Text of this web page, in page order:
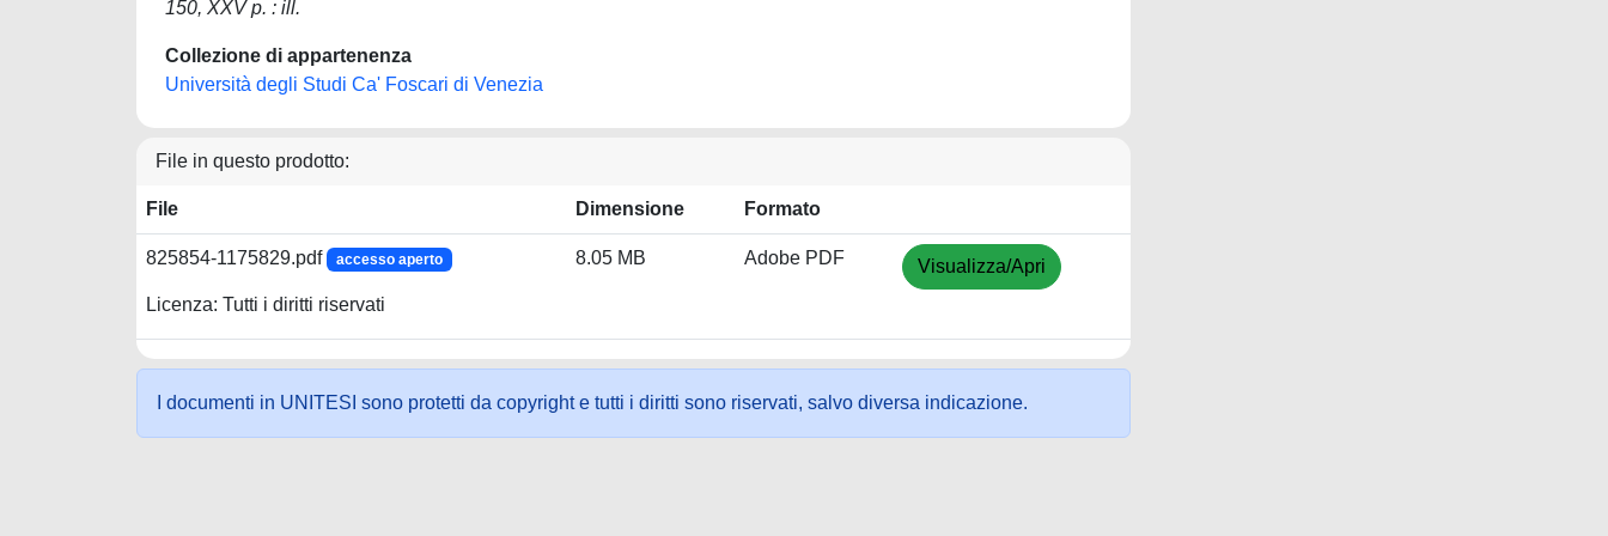
150, XXV p. : ill.
Collezione di appartenenza
Università degli Studi Ca' Foscari di Venezia
File in questo prodotto:
File Dimensione Formato
825854-1175829.pdf accesso aperto
Licenza: Tutti i diritti riservati
8.05 MB Adobe PDF Visualizza/Apri
I documenti in UNITESI sono protetti da copyright e tutti i diritti sono riservati, salvo diversa indicazione.